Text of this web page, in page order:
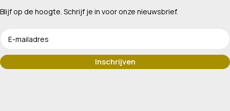
Blijf op de hoogte. Schrijf je in voor onze nieuwsbrief.